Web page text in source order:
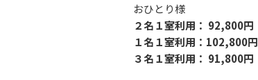
おひとり様
２名１室利用： 92,800円
１名１室利用：102,800円
３名１室利用： 91,800円